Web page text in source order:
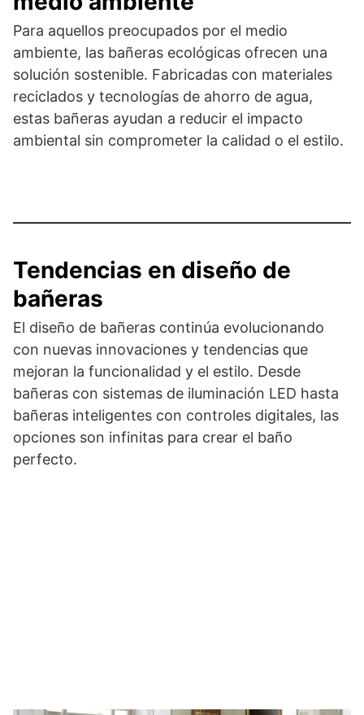
Para aquellos preocupados por el medio
ambiente, las bañeras ecológicas ofrecen una
solución sostenible. Fabricadas con materiales
reciclados y tecnologías de ahorro de agua,
estas bañeras ayudan a reducir el impacto
ambiental sin comprometer la calidad o el estilo.
Tendencias en diseño de
bañeras
El diseño de bañeras continúa evolucionando
con nuevas innovaciones y tendencias que
mejoran la funcionalidad y el estilo. Desde
bañeras con sistemas de iluminación LED hasta
bañeras inteligentes con controles digitales, las
opciones son infinitas para crear el baño
perfecto.